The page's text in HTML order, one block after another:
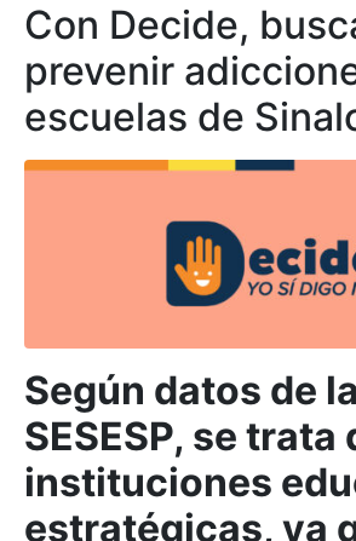
Con Decide,
prevenir
escuelas de
Según datos de la
SESESP, se trata
instituciones
estratégicas, ya